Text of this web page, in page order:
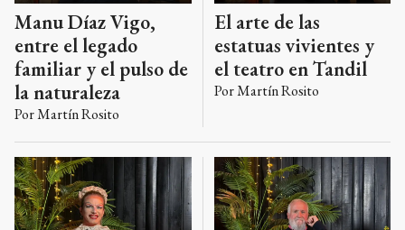
Manu Díaz Vigo,
entre el legado
familiar y el pulso de
la naturaleza
PorMartín Rosito
El arte de las
estatuas vivientes y
el teatro en Tandil
PorMartín Rosito